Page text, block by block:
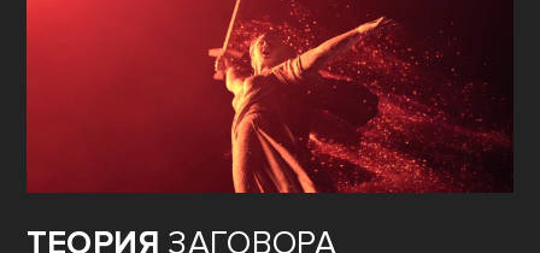
ТЕОРИЯ ЗАГОВОРА